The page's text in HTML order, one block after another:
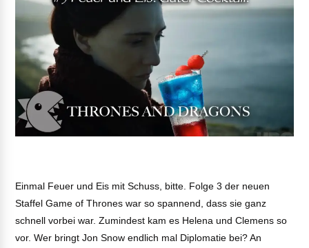
Einmal Feuer und Eis mit Schuss, bitte. Folge 3 der neuen
Staffel Game of Thrones war so spannend, dass sie ganz
schnell vorbei war. Zumindest kam es Helena und Clemens so
vor. Wer bringt Jon Snow endlich mal Diplomatie bei? An